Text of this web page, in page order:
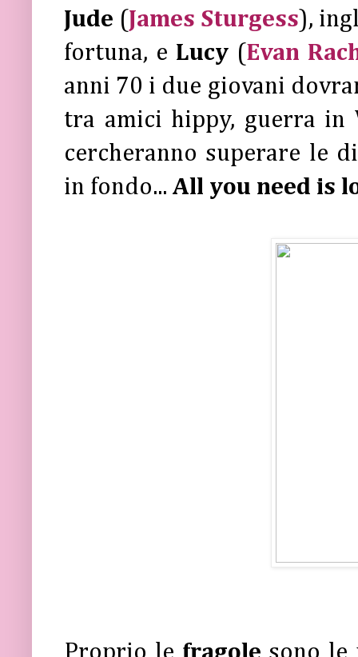
Jude (James Sturgess),
fortuna, e Lucy (Evan
anni 70 i due giovani
tra amici hippy, guerra in
cercheranno superare le
in fondo... All you need is